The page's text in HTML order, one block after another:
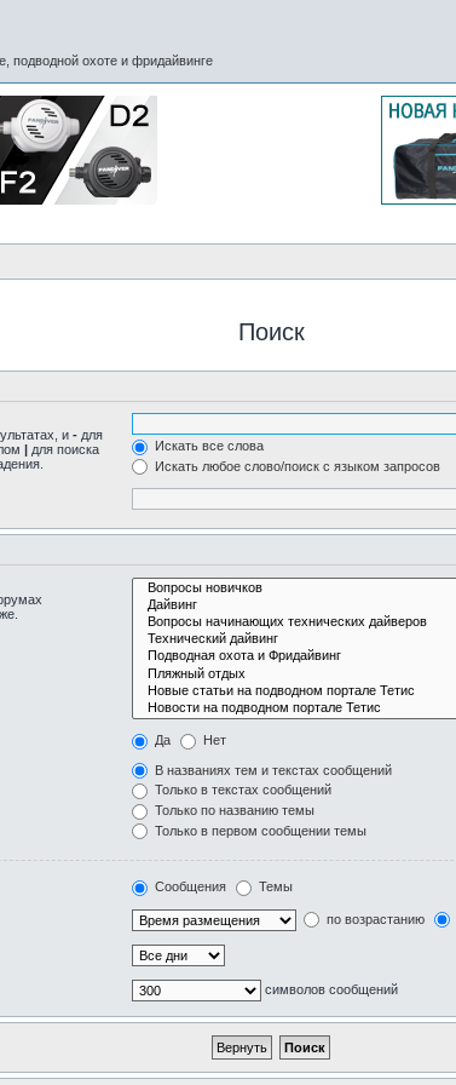
подводной охоте и фридайвинге
Поиск
и - для
| для поиска
Искать все слова
Искать любое слово/поиск с языком запросов
Да Нет
В названиях тем и текстах сообщений
Только в текстах сообщений
Только по названию темы
Только в первом сообщении темы
Сообщения Темы
по возрастанию
символов сообщений